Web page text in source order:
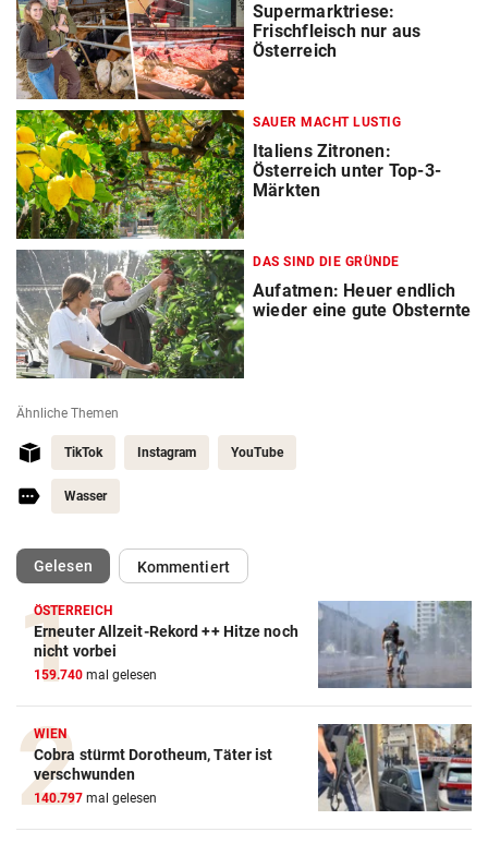
Supermarktriese:
Frischfleisch nur aus
Österreich
SAUER MACHT LUSTIG
Italiens Zitronen:
Österreich unter Top-3-
Märkten
DAS SIND DIE GRÜNDE
Aufatmen: Heuer endlich
wieder eine gute Obsternte
Ähnliche Themen
TikTok Instagram YouTube
Wasser
Gelesen(ausgewählt)Kommentiert
ÖSTERREICH
Erneuter Allzeit-Rekord ++ Hitze noch
nicht vorbei
159.740 mal gelesen
WIEN
Cobra stürmt Dorotheum, Täter ist
verschwunden
140.797 mal gelesen